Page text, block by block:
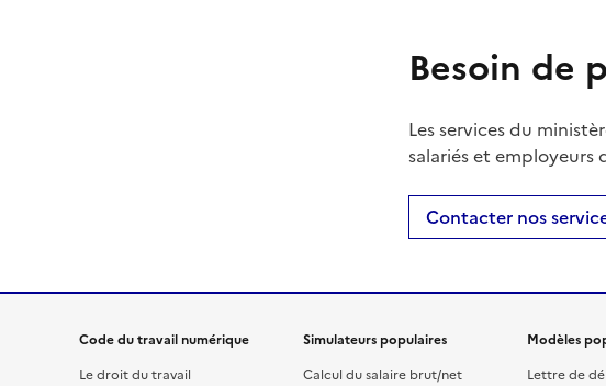
Besoin de
Les services du
salariés et employeurs
Contacter nos
Code du travail numérique
Le droit du travail
Simulateurs populaires
Calcul du salaire brut/net
Modèles
Lettre de